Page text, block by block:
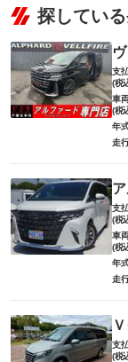
探してい
支
(税
車
(税
年
走
支
(税
車
(税
年
走
支
(税